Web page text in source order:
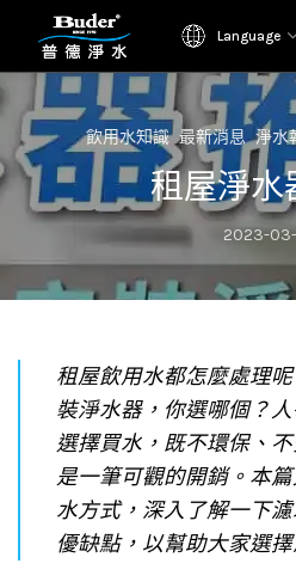
Language
飲用水知識 最新消息 淨水
租屋淨水
2023-03-
租屋飲用水都怎麼處理
裝淨水器，你選哪個？
選擇買水，既不環保、
是一筆可觀的開銷。本
水方式，深入了解一下
優缺點，以幫助大家選